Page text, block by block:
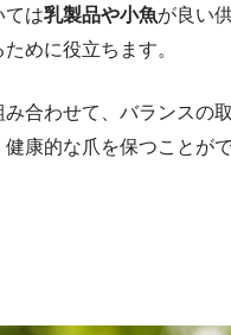
ては乳製品や小魚が良い
めに役立ちます。
み合わせて、バランスの
康的な爪を保つことが